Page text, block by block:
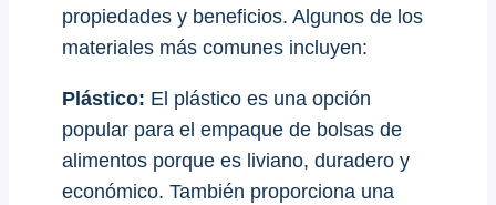
propiedades y beneficios. Algunos de los
materiales más comunes incluyen:
Plástico: El plástico es una opción
popular para el empaque de bolsas de
alimentos porque es liviano, duradero y
económico. También proporciona una